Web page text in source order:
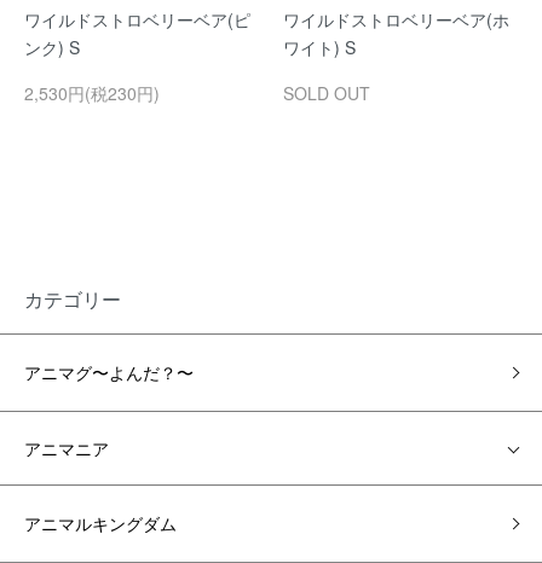
ワイルドストロベリーベア(ピ
ンク) S
2,530円(税230円)
ワイルドストロベリーベア(ホ
ワイト) S
SOLD OUT
カテゴリー
アニマグ〜よんだ？〜
アニマニア
アニマルキングダム